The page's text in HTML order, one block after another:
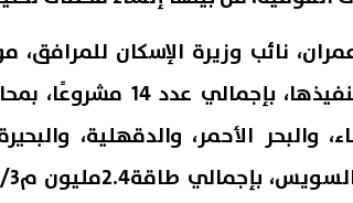
نائب وزيرة الإسكان
تحلية مياه البحر المخطط
الأحمر، والدقهلية،